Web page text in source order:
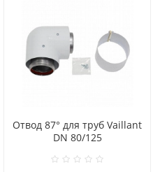
Отвод 87° для труб Vaillant
DN 80/125